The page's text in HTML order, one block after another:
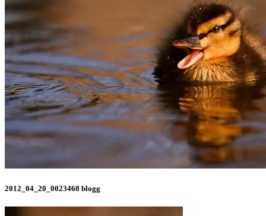
2012_04_20_0023468 blogg